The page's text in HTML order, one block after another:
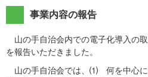
事業内容の報告
山の手自治会内での電子化導入の
を報告いただきました。
山の手自治会では、⑴ 何を中心に